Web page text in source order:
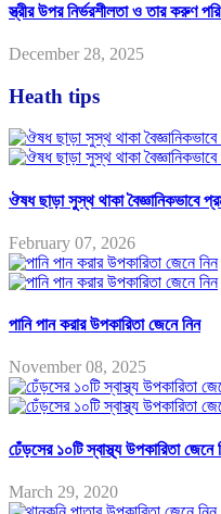
স্ত্রীর উপর নির্ভরশীলতা ও তার করুণ
December 28, 2025
Heath tips
ঔষধ ছাড়া সুস্থ থাকা বৈজ্ঞানিকভাবে
February 07, 2026
পানি পান করার উপকারিতা জেনে নিন
November 08, 2025
ঢেঁড়সের ১০টি স্বাস্থ্য উপকারিতা জেনে
March 29, 2020